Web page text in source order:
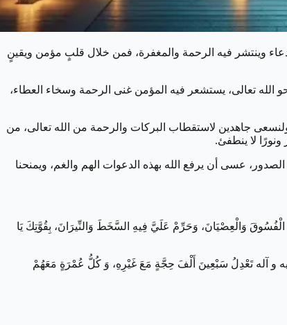
وينتشر فيه الرحمة والمغفرة، فمن خلال قلبٍ مؤمن ويقينٍ
تعالى، يستشعر فيه المؤمن غنى الرحمة وسخاء العطاء،
ولنسعى جاهدين لاستقطاب البركات والرحمة من الله تعالى، من
ونورًا لا ينطفئ.
عسى أن يرفع الله بهذه الدعوات الهم والغم، ويمنحنا
وَالْعِصْيَانَ، وَحَرِّمْ عَلَيَّ فِيهِ السَّخَطَ وَالنِّيرَانَ، بِقُوَّتِكَ يَا
و آله تَعْدِلُ سَبْعِينَ أَلْفَ حِجَّةٍ مَعَ غَيْرِهِ، وَ كُلُّ عُمْرَةٍ مَعَهُمْ